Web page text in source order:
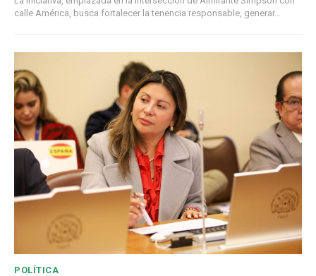
calle América, busca fortalecer la tenencia responsable, generar...
POLÍTICA